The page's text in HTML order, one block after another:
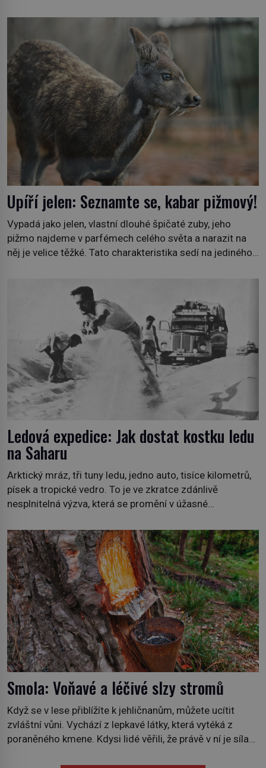
plán dokončit. Pod termínem aqua regia se skrývá
směs s názvem lučavka královská. Svůj přídomek nemá
pro nic za nic, […]
Upíří jelen: Seznamte se, kabar pižmový!
Vypadá jako jelen, vlastní dlouhé špičaté zuby, jeho
pižmo najdeme v parfémech celého světa a narazit na
něj je velice těžké. Tato charakteristika sedí na jediného
1778), jenže v Asii o něm ví už celá staletí. Zvíře
připomíná jelena, v kohoutku dosahuje […]
Ledová expedice: Jak dostat kostku ledu
na Saharu
Arktický mráz, tři tuny ledu, jedno auto, tisíce kilometrů,
písek a tropické vedro. To je ve zkratce zdánlivě
nesplnitelná výzva, která se promění v úžasné
na podzim 1958 jako hec. Rádio Luxembourg přichází s
neobvyklou výzvou. Tomu, kdo dokáže dopravit ze
severního polárního kruhu na […]
Smola: Voňavé a léčivé slzy stromů
Když se v lese přiblížíte k jehličnanům, můžete ucítit
zvláštní vůni. Vychází z lepkavé látky, která vytéká z
poraněného kmene. Kdysi lidé věřili, že právě v ní je síla